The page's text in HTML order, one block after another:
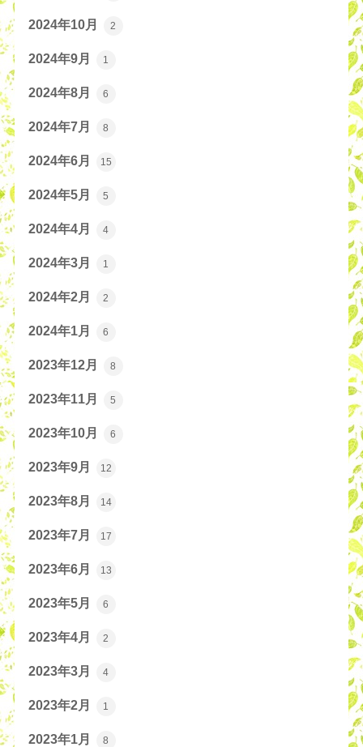
2024年10月 2
2024年9月 1
2024年8月 6
2024年7月 8
2024年6月 15
2024年5月 5
2024年4月 4
2024年3月 1
2024年2月 2
2024年1月 6
2023年12月 8
2023年11月 5
2023年10月 6
2023年9月 12
2023年8月 14
2023年7月 17
2023年6月 13
2023年5月 6
2023年4月 2
2023年3月 4
2023年2月 1
2023年1月 8